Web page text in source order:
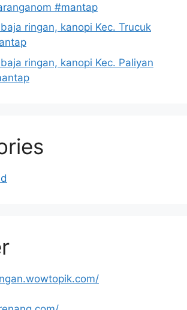
#mantap
ringan, kanopi Kec. Trucuk
ringan, kanopi Kec. Paliyan